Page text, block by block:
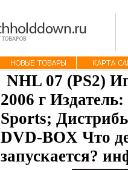
NHL 07 (PS2)
2006 г
Sports;
DVD-BOX Что
запускается?